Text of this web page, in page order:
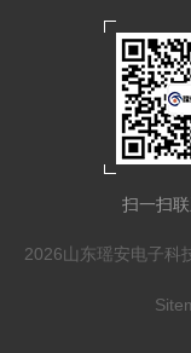
扫一扫
2026山东瑶安电子